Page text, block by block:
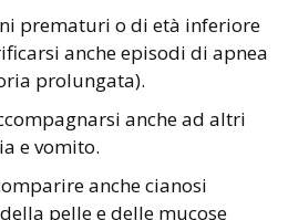
prematuri o di età inferiore
anche episodi di apnea
prolungata).
anche ad altri
e vomito.
anche cianosi
pelle e delle mucose